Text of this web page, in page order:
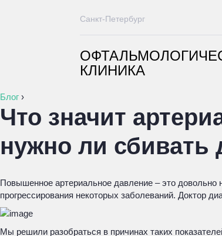
КЛИНИКА
Санкт-Петербург
Блог ›
Что значит
нужно ли сбивать
Повышенное артериальное давление – это довольно
прогрессирования некоторых заболеваний. Доктор
Мы решили разобраться в причинах таких